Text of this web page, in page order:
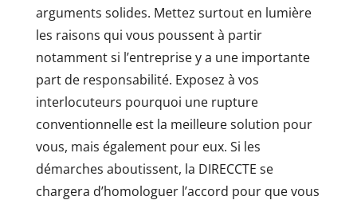
arguments solides. Mettez surtout en lumière
les raisons qui vous poussent à partir
notamment si l’entreprise y a une importante
part de responsabilité. Exposez à vos
interlocuteurs pourquoi une rupture
conventionnelle est la meilleure solution pour
vous, mais également pour eux. Si les
démarches aboutissent, la DIRECCTE se
chargera d’homologuer l’accord pour que vous